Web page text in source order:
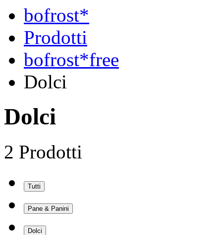
bofrost*
Prodotti
bofrost*free
Dolci
Dolci
2 Prodotti
Tutti
Pane & Panini
Dolci